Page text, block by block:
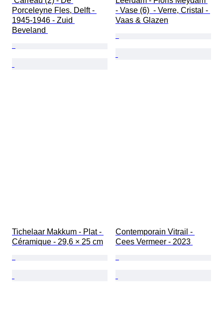
Porceleyne Fles, Delft -
1945-1946 - Zuid
Beveland
- Vase (6)  - Verre, Cristal -
Vaas & Glazen
Tichelaar Makkum - Plat -
Céramique - 29,6 × 25 cm
Contemporain Vitrail -
Cees Vermeer - 2023